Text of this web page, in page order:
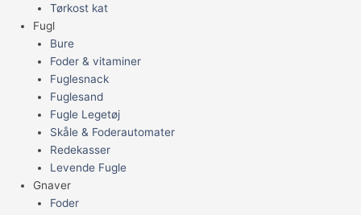
Tørkost kat
Fugl
Bure
Foder & vitaminer
Fuglesnack
Fuglesand
Fugle Legetøj
Skåle & Foderautomater
Redekasser
Levende Fugle
Gnaver
Foder